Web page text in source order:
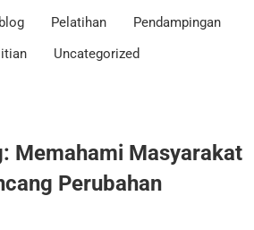
blog Pelatihan
Pendampingan
Uncategorized
Memahami Masyarakat
Perubahan